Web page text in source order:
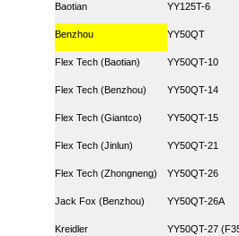
Baotian
Benzhou
Flex Tech (Baotian)
Flex Tech (Benzhou)
Flex Tech (Giantco)
Flex Tech (Jinlun)
Flex Tech (Zhongneng)
Jack Fox (Benzhou)
Kreidler
YY125T-6
YY50QT
YY50QT-10
YY50QT-14
YY50QT-15
YY50QT-21
YY50QT-26
YY50QT-26A
YY50QT-27